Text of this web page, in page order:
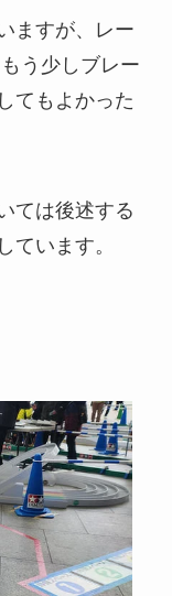
ますが、レー
う少しブレー
てもよかった
ては後述する
ています。